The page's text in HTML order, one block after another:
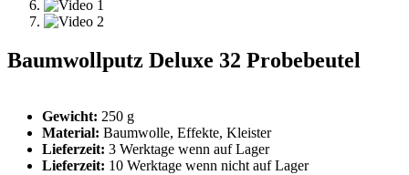
Baumwollputz Deluxe 32 Probebeutel
Gewicht: 250 g
Material: Baumwolle, Effekte, Kleister
Lieferzeit: 3 Werktage wenn auf Lager
Lieferzeit: 10 Werktage wenn nicht auf Lager